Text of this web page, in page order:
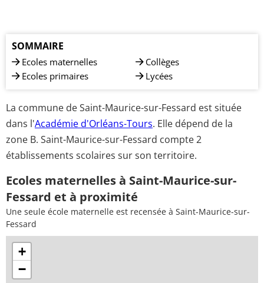
SOMMAIRE
Ecoles maternelles
Ecoles primaires
Collèges
Lycées
La commune de Saint-Maurice-sur-Fessard est située
dans l'Académie d'Orléans-Tours. Elle dépend de la
zone B. Saint-Maurice-sur-Fessard compte 2
établissements scolaires sur son territoire.
Ecoles maternelles à Saint-Maurice-sur-
Fessard et à proximité
Une seule école maternelle est recensée à Saint-Maurice-sur-
Fessard
+
−